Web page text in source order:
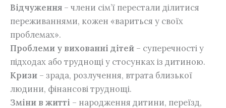
Відчуження – члени сім’ї перестали ділитися
переживаннями, кожен «вариться у своїх
проблемах».
Проблеми у вихованні дітей – суперечності у
підходах або труднощі у стосунках із дитиною.
Кризи – зрада, розлучення, втрата близької
людини, фінансові труднощі.
Зміни в житті – народження дитини, переїзд,